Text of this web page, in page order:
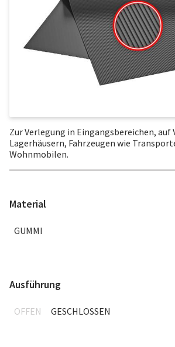
Zur Verlegung in Eingangsbereichen, auf
Lagerhäusern, Fahrzeugen wie
Wohnmobilen.
Material
GUMMI
Ausführung
OFFEN GESCHLOSSEN